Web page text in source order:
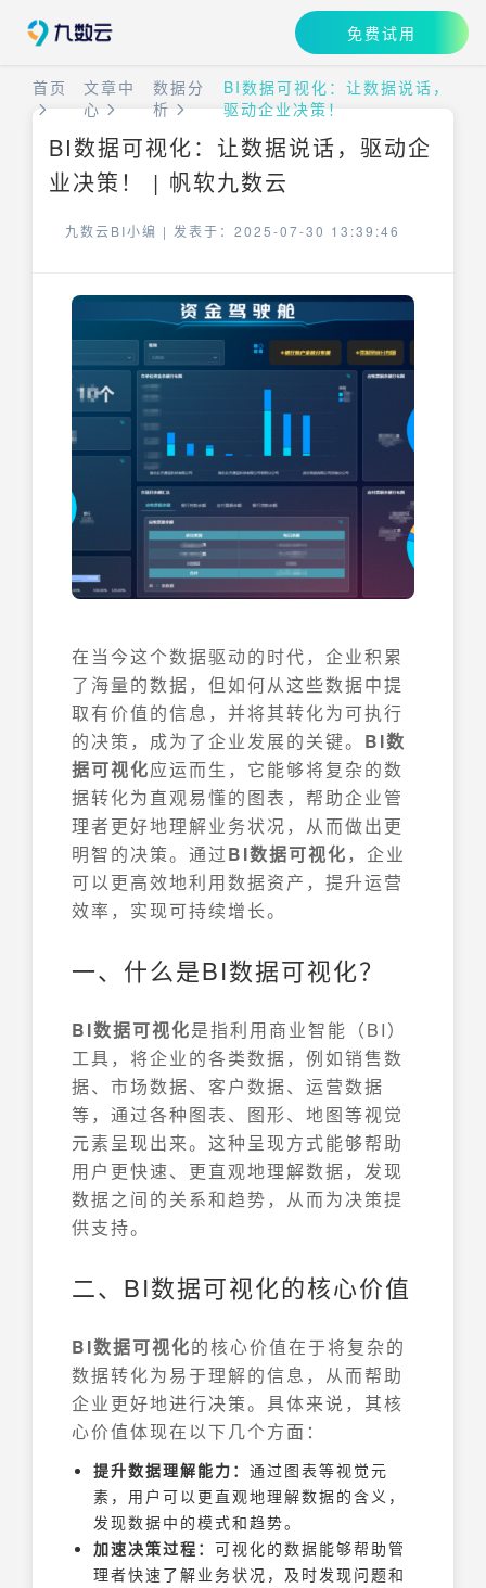
免费试用
首页
文章中
心
数据分
析
BI数据可视化：让数据说话，
驱动企业决策！
BI数据可视化：让数据说话，驱动企
业决策！ | 帆软九数云
九数云BI小编 | 发表于：2025-07-30 13:39:46
在当今这个数据驱动的时代，企业积累
了海量的数据，但如何从这些数据中提
取有价值的信息，并将其转化为可执行
的决策，成为了企业发展的关键。 BI数
据可视化应运而生，它能够将复杂的数
据转化为直观易懂的图表，帮助企业管
理者更好地理解业务状况，从而做出更
明智的决策。通过BI数据可视化 ，企业
可以更高效地利用数据资产，提升运营
效率，实现可持续增长。
一、什么是BI数据可视化？
BI数据可视化是指利用商业智能（BI）
工具，将企业的各类数据，例如销售数
据、市场数据、客户数据、运营数据
等，通过各种图表、图形、地图等视觉
元素呈现出来。这种呈现方式能够帮助
用户更快速、更直观地理解数据，发现
数据之间的关系和趋势，从而为决策提
供支持。
二、BI数据可视化的核心价值
BI数据可视化的核心价值在于将复杂的
数据转化为易于理解的信息，从而帮助
企业更好地进行决策。具体来说，其核
心价值体现在以下几个方面：
提升数据理解能力： 通过图表等视觉元
素，用户可以更直观地理解数据的含义，
发现数据中的模式和趋势。
加速决策过程： 可视化的数据能够帮助管
理者快速了解业务状况，及时发现问题和